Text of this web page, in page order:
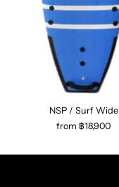
NSP / Surf Wide
from ฿18,900